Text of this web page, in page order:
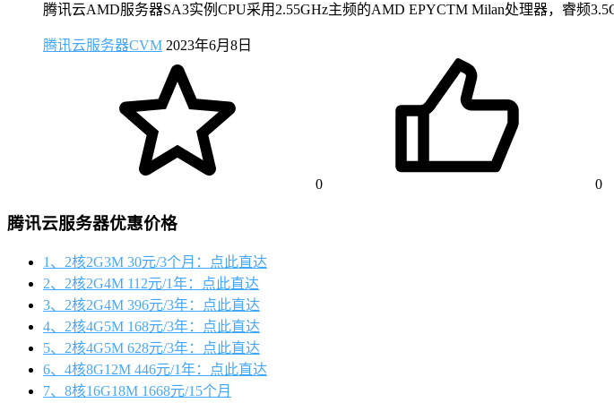
腾讯云AMD服务器SA3实例CPU采用2.55GHz主频的AMD EPYCTM Milan处理器，睿频
腾讯云服务器CVM 2023年6月8日
0 0
腾讯云服务器优惠价格
1、2核2G3M 30元/3个月：点此直达
2、2核2G4M 112元/1年：点此直达
3、2核2G4M 396元/3年：点此直达
4、2核4G5M 168元/3年：点此直达
5、2核4G5M 628元/3年：点此直达
6、4核8G12M 446元/1年：点此直达
7、8核16G18M 1668元/15个月